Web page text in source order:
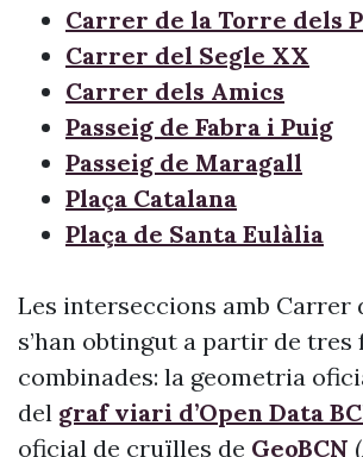
Carrer de la Torre dels
Carrer del Segle XX
Carrer dels Amics
Passeig de Fabra i Puig
Passeig de Maragall
Plaça Catalana
Plaça de Santa Eulàlia
Les interseccions amb Carrer
s’han obtingut a partir de tres
combinades: la geometria
del graf viari d’Open Data
oficial de cruïlles de GeoBCN